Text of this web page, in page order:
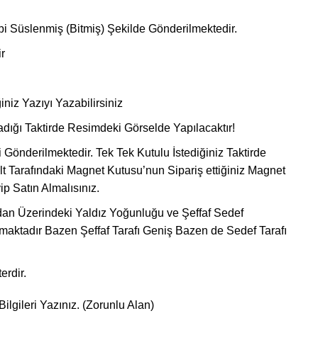
Süslenmiş (Bitmiş) Şekilde Gönderilmektedir.
Yazıyı Yazabilirsiniz
Taktirde Resimdeki Görselde Yapılacaktır!
Tek Tek Kutulu İstediğiniz Taktirde
Tarafındaki Magnet Kutusu’nun Sipariş ettiğiniz Magnet
Almalısınız.
Üzerindeki Yaldız Yoğunluğu ve Şeffaf Sedef
Bazen Şeffaf Tarafı Geniş Bazen de Sedef Tarafı
Yazınız. (Zorunlu Alan)